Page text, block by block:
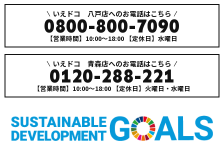
いえドコ 八戸店へのお電話はこちら
0800-800-7090
【営業時間】10:00～18:00 【定休日】水曜日
いえドコ 青森店へのお電話はこちら
0120-288-221
【営業時間】10:00～18:00 【定休日】火曜日・水曜日